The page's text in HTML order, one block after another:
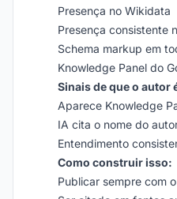
Presença no Wikidata
Presença consistente
Schema markup em
Knowledge Panel do
Sinais de que o autor
Aparece Knowledge
IA cita o nome do
Entendimento
Como construir isso:
Publicar sempre com